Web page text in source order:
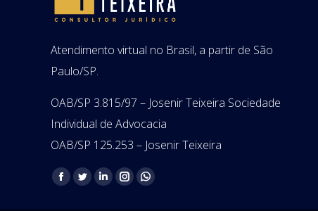
Atendimento virtual no Brasil, a partir de São
Paulo/SP.
OAB/SP 3.815/97 – Josenir Teixeira Sociedade
Individual de Advocacia
OAB/SP 125.253 – Josenir Teixeira
Encontre-nos em:
Facebook
TwitterLinkedinInstagramWhatsapp